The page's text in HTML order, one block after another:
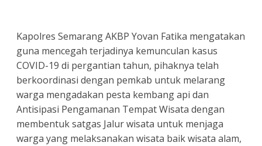
Kapolres Semarang AKBP Yovan Fatika mengatakan
guna mencegah terjadinya kemunculan kasus
COVID-19 di pergantian tahun, pihaknya telah
berkoordinasi dengan pemkab untuk melarang
warga mengadakan pesta kembang api dan
Antisipasi Pengamanan Tempat Wisata dengan
membentuk satgas Jalur wisata untuk menjaga
warga yang melaksanakan wisata baik wisata alam,